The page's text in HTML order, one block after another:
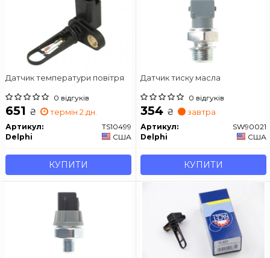
Датчик температури повітря
0 відгуків
651 ₴ термін 2 дн.
Артикул:
TS10499
Delphi
США
КУПИТИ
Датчик тиску масла
0 відгуків
354 ₴ завтра
Артикул:
SW90021
Delphi
США
КУПИТИ